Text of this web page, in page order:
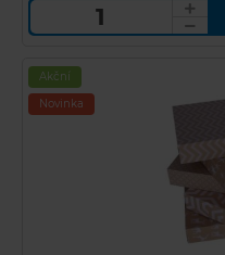
Akční
Novinka